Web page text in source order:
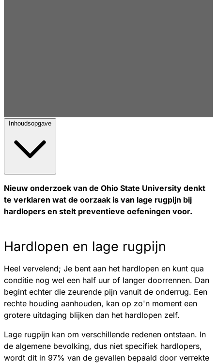
Inhoudsopgave
Nieuw onderzoek van de Ohio State University denkt
te verklaren wat de oorzaak is van lage rugpijn bij
hardlopers en stelt preventieve oefeningen voor.
Hardlopen en lage rugpijn
Heel vervelend; Je bent aan het hardlopen en kunt qua
conditie nog wel een half uur of langer doorrennen. Dan
begint echter die zeurende pijn vanuit de onderrug. Een
rechte houding aanhouden, kan op zo'n moment een
grotere uitdaging blijken dan het hardlopen zelf.
Lage rugpijn kan om verschillende redenen ontstaan. In
de algemene bevolking, dus niet specifiek hardlopers,
wordt dit in 97% van de gevallen bepaald door verrekte